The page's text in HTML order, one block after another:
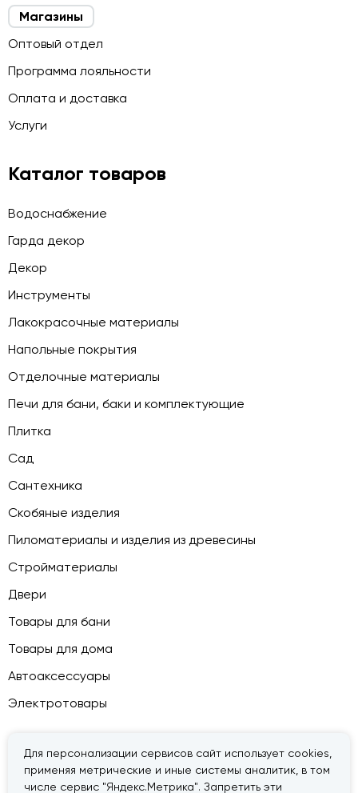
Для персонализации сервисов сайт использует cookies,
применяя метрические и иные системы аналитик, в том
числе сервис "Яндекс.Метрика". Запретить эти
Магазины
Оптовый отдел
Программа лояльности
Оплата и доставка
Услуги
Каталог товаров
Водоснабжение
Гарда декор
Декор
Инструменты
Лакокрасочные материалы
Напольные покрытия
Отделочные материалы
Печи для бани, баки и комплектующие
Плитка
Сад
Сантехника
Скобяные изделия
Пиломатериалы и изделия из древесины
Стройматериалы
Двери
Товары для бани
Товары для дома
Автоаксессуары
Электротовары
© 2026 — «Дачник».Правовая информация